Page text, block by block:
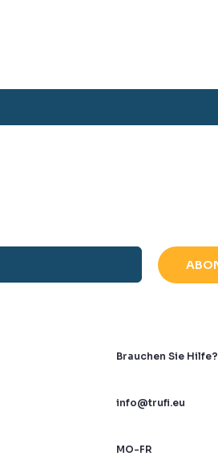
Brauchen Sie Hilfe?
info@trufi.eu
MO-FR